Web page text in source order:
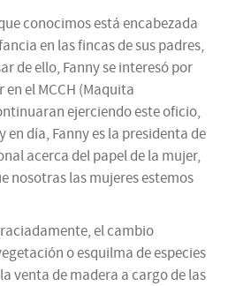
conocimos está encabezada
en las fincas de sus padres,
de ello, Fanny se interesó por
el MCCH (Maquita
ejerciendo este oficio,
día, Fanny es la presidenta de
acerca del papel de la mujer,
nosotras las mujeres estemos
el cambio
o esquilma de especies
venta de madera a cargo de las